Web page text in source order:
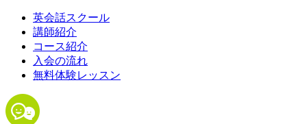
英会話スクール
講師紹介
コース紹介
入会の流れ
無料体験レッスン